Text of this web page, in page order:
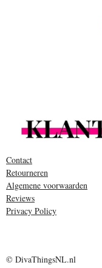
Contact
Retourneren
Algemene voorwaarden
Reviews
Privacy Policy
© DivaThingsNL.nl